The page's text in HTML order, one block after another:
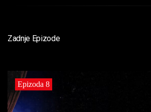
Zadnje Epizode
Epizoda 8